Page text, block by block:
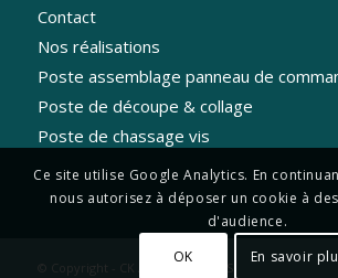
Contact
Nos réalisations
Poste assemblage panneau de
Poste de découpe & collage
Poste de chassage vis
© Copyright - CK AUTOMATISMES
Ce site utilise Google Analytics. En
nous autorisez à déposer un cookie à
d'audience.
OK
En savoir